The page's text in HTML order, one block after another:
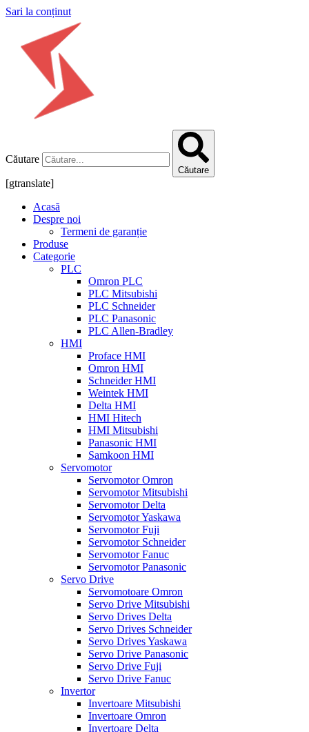
Sari la conținut
Căutare
Căutare
[gtranslate]
Acasă
Despre noi
Termeni de garanție
Produse
Categorie
PLC
Omron PLC
PLC Mitsubishi
PLC Schneider
PLC Panasonic
PLC Allen-Bradley
HMI
Proface HMI
Omron HMI
Schneider HMI
Weintek HMI
Delta HMI
HMI Hitech
HMI Mitsubishi
Panasonic HMI
Samkoon HMI
Servomotor
Servomotor Omron
Servomotor Mitsubishi
Servomotor Delta
Servomotor Yaskawa
Servomotor Fuji
Servomotor Schneider
Servomotor Fanuc
Servomotor Panasonic
Servo Drive
Servomotoare Omron
Servo Drive Mitsubishi
Servo Drives Delta
Servo Drives Schneider
Servo Drives Yaskawa
Servo Drive Panasonic
Servo Drive Fuji
Servo Drive Fanuc
Invertor
Invertoare Mitsubishi
Invertoare Omron
Invertoare Delta